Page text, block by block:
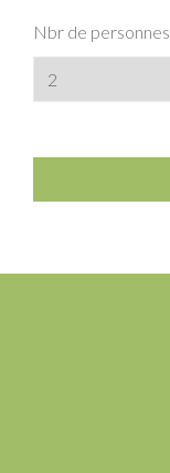
Nbr de personnes